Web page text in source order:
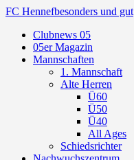
FC Hennefbesonders und gut
Clubnews 05
05er Magazin
Mannschaften
1. Mannschaft
Alte Herren
Ü60
Ü50
Ü40
All Ages
Schiedsrichter